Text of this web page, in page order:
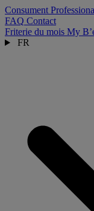
Consument
FAQ Contact
Friterie du mois My
FR